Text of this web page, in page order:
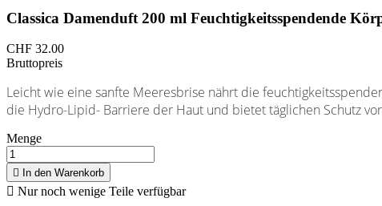
Classica Damenduft 200 ml Feuchtigkeitsspendende
CHF 32.00
Bruttopreis
Leicht wie eine sanfte Meeresbrise nährt die
die Hydro-Lipid- Barriere der Haut und bietet täglichen Schutz
Menge
 In den Warenkorb
 Nur noch wenige Teile verfügbar